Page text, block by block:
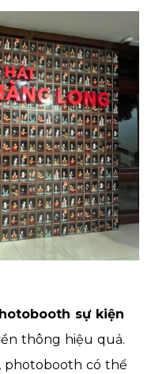
sự kiện
thông hiệu quả.
photobooth có thể